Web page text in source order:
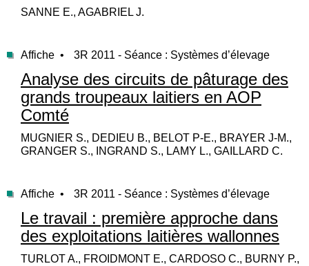
SANNE E., AGABRIEL J.
Affiche • 3R 2011 - Séance : Systèmes d’élevage
Analyse des circuits de pâturage des
grands troupeaux laitiers en AOP
Comté
MUGNIER S., DEDIEU B., BELOT P-E., BRAYER J-M.,
GRANGER S., INGRAND S., LAMY L., GAILLARD C.
Affiche • 3R 2011 - Séance : Systèmes d’élevage
Le travail : première approche dans
des exploitations laitières wallonnes
TURLOT A., FROIDMONT E., CARDOSO C., BURNY P.,